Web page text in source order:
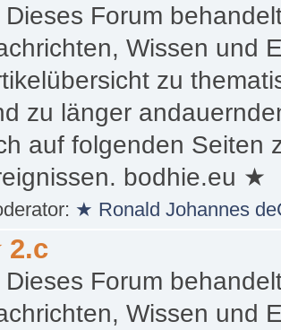
Forum
Wissen und
zu
zu länger
auf folgenden Seiten
bodhie.eu ★
★ Ronald Johannes
Forum
Wissen und